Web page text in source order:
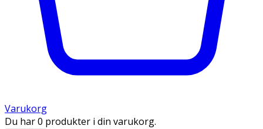
Varukorg
Du har 0 produkter i din varukorg.